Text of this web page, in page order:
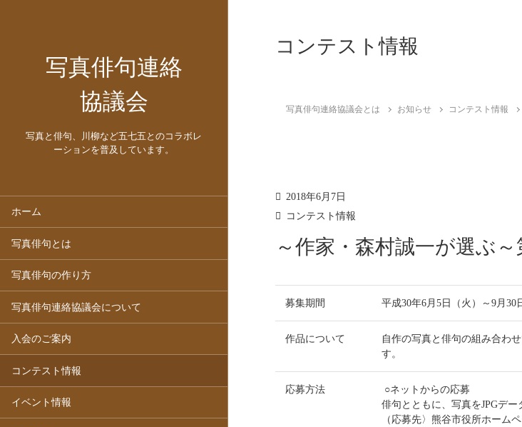
写真俳句連絡
協議会
写真と俳句、川柳など五七五とのコラボレ
ーションを普及しています。
ホーム
写真俳句とは
写真俳句の作り方
写真俳句連絡協議会について
入会のご案内
コンテスト情報
イベント情報
コンテスト情報
写真俳句連絡協議会とは お知らせ コンテスト情報
2018年6月7日
コンテスト情報
～作家・森村誠一が選ぶ
募集期間 平成30年6月5日（火）～9月30
作品について
自作の写真と俳句の組み合わ
す。
応募方法
○ネットからの応募
俳句とともに、写真をJPGデー
（応募先〉熊谷市役所ホーム